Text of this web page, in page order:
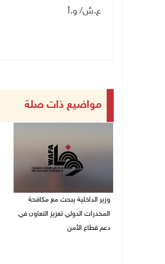
ع.ش/ و.أ
مواضيع ذات صلة
وزير الداخلية يبحث مع مكافحة
المخدرات الدولي تعزيز التعاون في
دعم قطاع الأمن